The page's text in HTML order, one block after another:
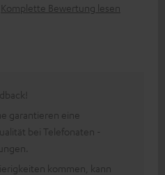
Komplette Bewertung lesen
garantieren eine
bei Telefonaten -
kommen, kann